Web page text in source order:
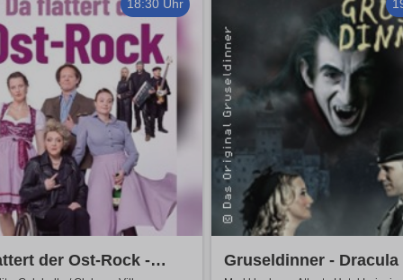
18:30 Uhr
der Ost-Rock -
Gruseldinner - Dracula